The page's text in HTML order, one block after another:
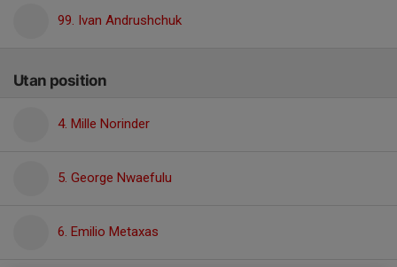
99. Ivan Andrushchuk
Utan position
4. Mille Norinder
5. George Nwaefulu
6. Emilio Metaxas